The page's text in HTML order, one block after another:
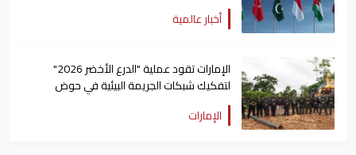
أخبار عالمية
الإمارات تقود عملية "الدرع الأخضر 2026"
لتفكيك شبكات الجريمة البيئية في حوض
الأمازون
الإمارات